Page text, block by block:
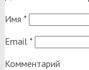
Имя *
Email *
Комментарий